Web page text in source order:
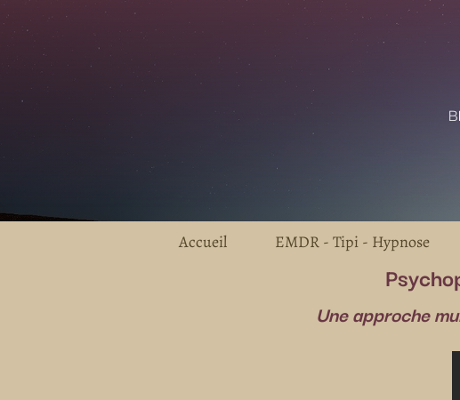
Accueil EMDR - Tipi - Hypnose
Une approche